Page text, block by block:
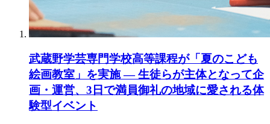
武蔵野学芸専門学校高等課程が「夏のこども
絵画教室」を実施 ― 生徒らが主体となって企
画・運営、3日で満員御礼の地域に愛される体
験型イベント